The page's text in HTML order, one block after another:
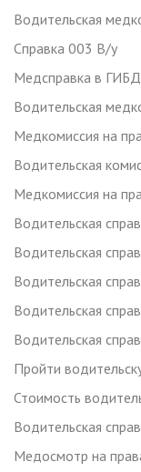
Водительская
Справка 003 В/у
Медсправка в
Водительская
Медкомиссия на
Водительская
Медкомиссия на
Водительская
Водительская
Водительская
Водительская
Водительская
Пройти
Стоимость
Водительская
Медосмотр на